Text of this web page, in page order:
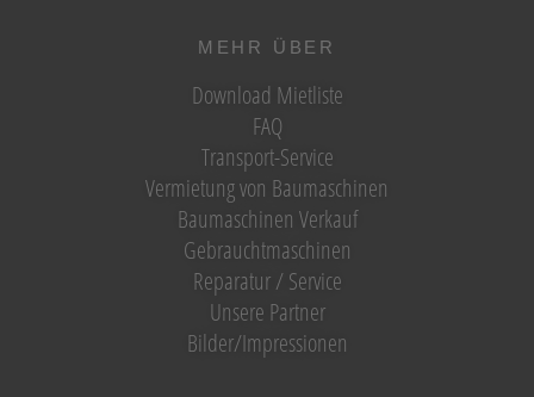
MEHR ÜBER
Download Mietliste
FAQ
Transport-Service
Vermietung von Baumaschinen
Baumaschinen Verkauf
Gebrauchtmaschinen
Reparatur / Service
Unsere Partner
Bilder/Impressionen